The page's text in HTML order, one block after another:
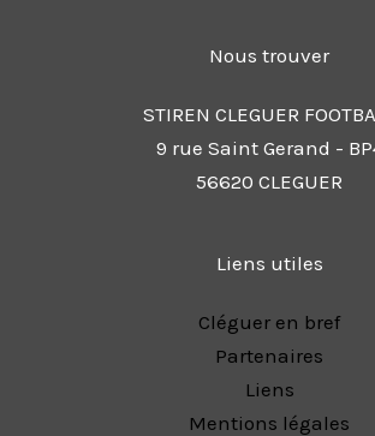
Nous trouver
STIREN CLEGUER
9 rue Saint Gerand -
56620 CLEGUER
Liens utiles
Cléguer en bref
Partenaires
Liens
Mentions légales